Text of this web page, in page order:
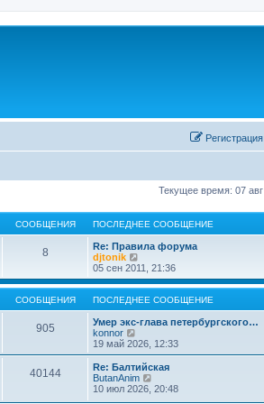
Регистрация
Текущее время: 07
СООБЩЕНИЯ ПОСЛЕДНЕЕ СООБЩЕНИЕ
8
Re: Правила форума
djtonik
е
р
е
й
т
и
п
о
с
л
е
05 сен 2011, 21:36
СООБЩЕНИЯ ПОСЛЕДНЕЕ СООБЩЕНИЕ
905
Умер экс-глава петербургского…
konnor
е
р
е
й
т
19 май 2026, 12:33
40144
Re: Балтийская
ButanAnim
е
10 июл 2026, 20:48